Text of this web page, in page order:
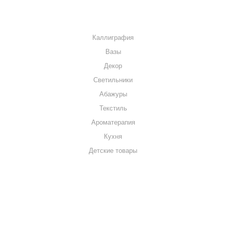
Каллиграфия
Вазы
Декор
Светильники
Абажуры
Текстиль
Ароматерапия
Кухня
Детские товары